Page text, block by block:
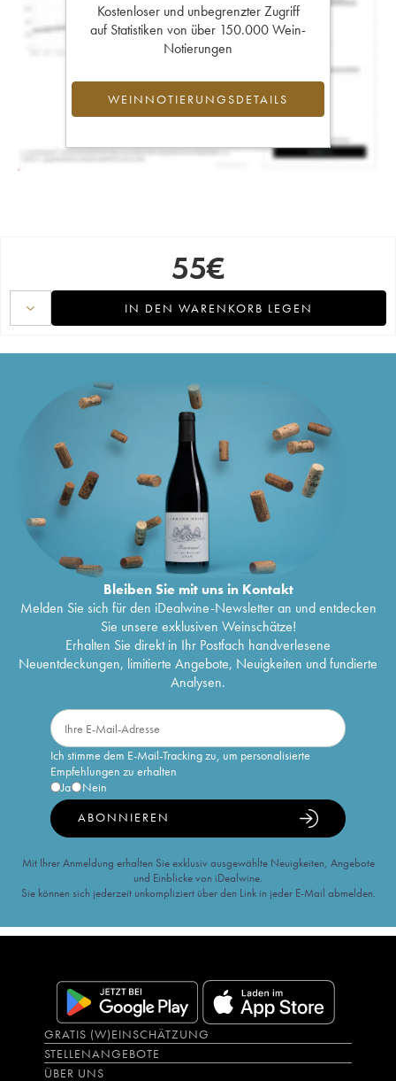
Kostenloser und unbegrenzter Zugriff
auf Statistiken von über 150.000 Wein-
Notierungen
WEINNOTIERUNGSDETAILS
55€
IN DEN WARENKORB LEGEN
Bleiben Sie mit uns in Kontakt
Melden Sie sich für den iDealwine-Newsletter an und entdecken
Sie unsere exklusiven Weinschätze!
Erhalten Sie direkt in Ihr Postfach handverlesene
Neuentdeckungen, limitierte Angebote, Neuigkeiten und fundierte
Analysen.
Ich stimme dem E-Mail-Tracking zu, um personalisierte
Empfehlungen zu erhalten
Ja
Nein
ABONNIEREN
Mit Ihrer Anmeldung erhalten Sie exklusiv ausgewählte Neuigkeiten, Angebote
und Einblicke von iDealwine.
Sie können sich jederzeit unkompliziert über den Link in jeder E-Mail abmelden.
GRATIS (W)EINSCHÄTZUNG
STELLENANGEBOTE
ÜBER UNS